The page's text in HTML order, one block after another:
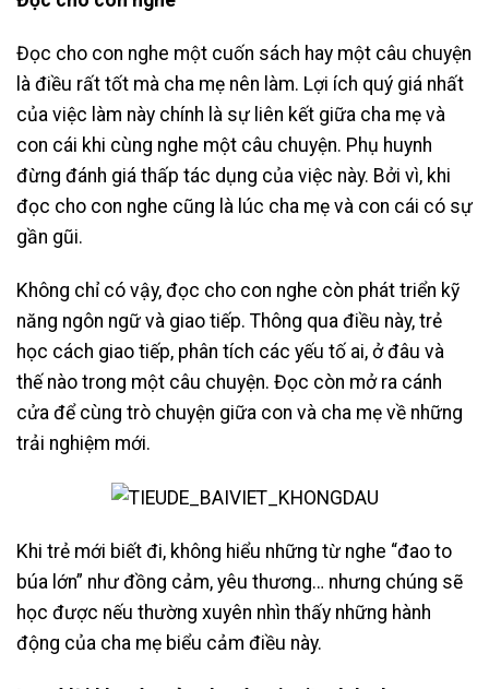
Đọc cho con nghe một cuốn sách hay một câu chuyện
là điều rất tốt mà cha mẹ nên làm. Lợi ích quý giá nhất
của việc làm này chính là sự liên kết giữa cha mẹ và
con cái khi cùng nghe một câu chuyện. Phụ huynh
đừng đánh giá thấp tác dụng của việc này. Bởi vì, khi
đọc cho con nghe cũng là lúc cha mẹ và con cái có sự
gần gũi.
Không chỉ có vậy, đọc cho con nghe còn phát triển kỹ
năng ngôn ngữ và giao tiếp. Thông qua điều này, trẻ
học cách giao tiếp, phân tích các yếu tố ai, ở đâu và
thế nào trong một câu chuyện. Đọc còn mở ra cánh
cửa để cùng trò chuyện giữa con và cha mẹ về những
trải nghiệm mới.
Khi trẻ mới biết đi, không hiểu những từ nghe “đao to
búa lớn” như đồng cảm, yêu thương… nhưng chúng sẽ
học được nếu thường xuyên nhìn thấy những hành
động của cha mẹ biểu cảm điều này.